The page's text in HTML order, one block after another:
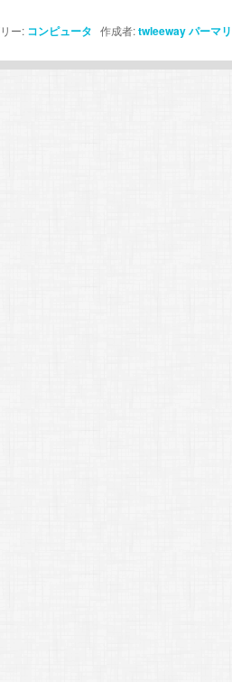
ー: コンピュータ 作成者:twleewayパーマ